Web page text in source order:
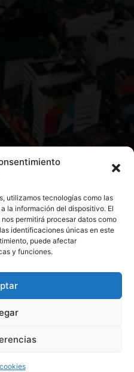
utilizamos tecnologías como las
la información del dispositivo. El
permitirá procesar datos como
identificaciones únicas en este
puede afectar
y funciones.
Culturamanía